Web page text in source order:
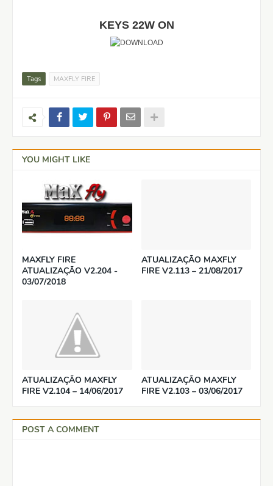
KEYS 22W ON
Tags MAXFLY FIRE
YOU MIGHT LIKE
MAXFLY FIRE
ATUALIZAÇÃO V2.204 -
03/07/2018
ATUALIZAÇÃO MAXFLY
FIRE V2.113 – 21/08/2017
ATUALIZAÇÃO MAXFLY
FIRE V2.104 – 14/06/2017
ATUALIZAÇÃO MAXFLY
FIRE V2.103 – 03/06/2017
POST A COMMENT